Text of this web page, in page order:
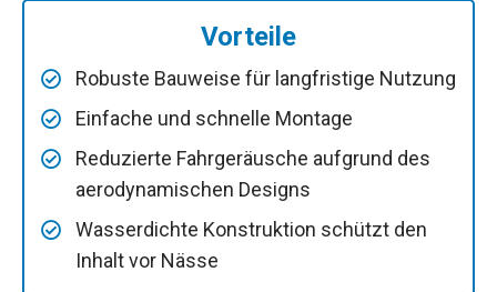
Vorteile
Robuste Bauweise für langfristige Nutzung
Einfache und schnelle Montage
Reduzierte Fahrgeräusche aufgrund des
aerodynamischen Designs
Wasserdichte Konstruktion schützt den
Inhalt vor Nässe